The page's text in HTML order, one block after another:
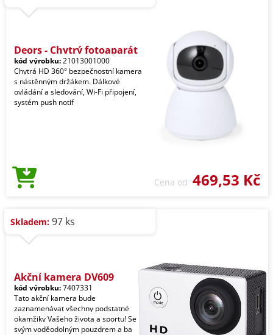
Deors - Chytrý fotoaparát
kód výrobku:21013001000
Chytrá HD 360° bezpečnostní kamera
s nástěnným držákem. Dálkové
ovládání a sledování, Wi-Fi připojení,
systém push notif
Cena od 469,53 Kč
Skladem: 97 ks
Akční kamera DV609
kód výrobku:7407331
Tato akční kamera bude
zaznamenávat všechny podstatné
okamžiky Vašeho života a sportu! Se
svým voděodolným pouzdrem a ba